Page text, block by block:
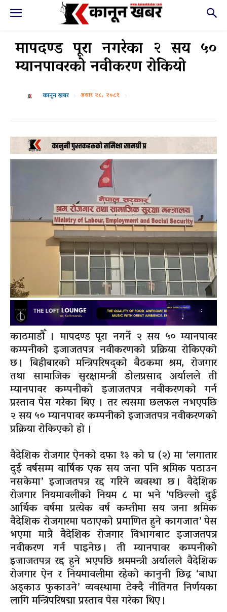
मापदण्ड पूरा नगरेका २ सय ५०
म्यानपावरको नवीकरण रोकियो
कानून खबर असार २८, २०८१
काठमाडौँ । मापदण्ड पूरा नगर्ने २ सय ५० म्यानपावर
कम्पनीको इजाजतपत्र नवीकरणको प्रक्रिया रोकिएको
छ । बिहीबारको मन्त्रिपरिषद्को बैठकमा श्रम, रोजगार
तथा सामाजिक सुरक्षामन्त्री डोलप्रसाद अर्यालले ती
म्यानपावर कम्पनीको इजाजतपत्र नवीकरणको गर्न
प्रस्ताव पेस गरेका थिए । तर त्यसमा छलफल नभएपछि
२ सय ५० म्यानपावर कम्पनीको इजाजतपत्र नवीकरणको
प्रक्रिया रोकिएको हो ।
वैदेशिक रोजगार ऐनको दफा १३ को घ (२) मा ‘लगातार
दुई वर्षसम्म वार्षिक एक सय जना पनि श्रमिक पठाउन
नसकेमा’ इजाजतपत्र रद्द गरिने व्यवस्था छ । वैदेशिक
रोजगार नियमावलीको नियम ८ मा भने ‘पछिल्लो दुई
आर्थिक वर्षमा प्रत्येक वर्ष कम्तीमा सय जना श्रमिक
वैदेशिक रोजगारमा पठाएको प्रमाणित हुने कागजात’ पेस
भएमा मात्रै वैदेशिक रोजगार विभागबाट इजाजतपत्र
नवीकरण गर्न पाइनेछ । ती म्यानपावर कम्पनीको
इजाजतपत्र रद्द हुने भएपछि श्रममन्त्री अर्यालले वैदेशिक
रोजगार ऐन र नियमावलीमा रहेको कानुनी छिद्र ‘बाधा
अड्काउ फुकाउने’ व्यवस्थामा टेक्दै नीतिगत निर्णयका
लागि मन्त्रिपरिषद्मा प्रस्ताव पेस गरेका थिए ।